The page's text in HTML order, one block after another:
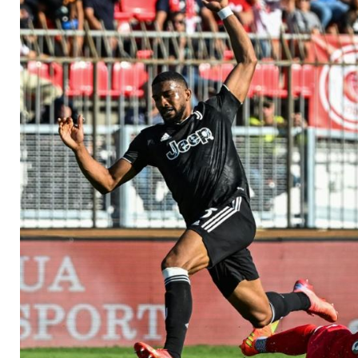
Krankenhaus